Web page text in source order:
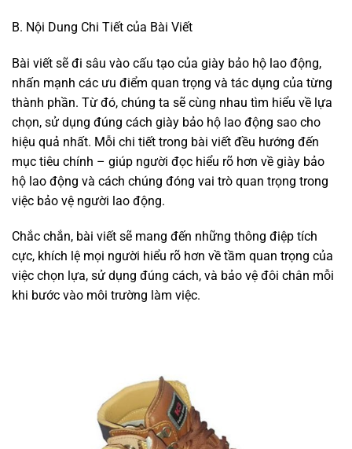
B. Nội Dung Chi Tiết của Bài Viết
Bài viết sẽ đi sâu vào cấu tạo của giày bảo hộ lao động,
nhấn mạnh các ưu điểm quan trọng và tác dụng của từng
thành phần. Từ đó, chúng ta sẽ cùng nhau tìm hiểu về lựa
chọn, sử dụng đúng cách giày bảo hộ lao động sao cho
hiệu quả nhất. Mỗi chi tiết trong bài viết đều hướng đến
mục tiêu chính – giúp người đọc hiểu rõ hơn về giày bảo
hộ lao động và cách chúng đóng vai trò quan trọng trong
việc bảo vệ người lao động.
Chắc chắn, bài viết sẽ mang đến những thông điệp tích
cực, khích lệ mọi người hiểu rõ hơn về tầm quan trọng của
việc chọn lựa, sử dụng đúng cách, và bảo vệ đôi chân mỗi
khi bước vào môi trường làm việc.